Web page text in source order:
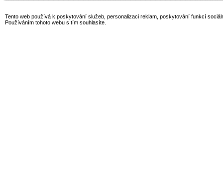
Tento web používá k poskytování služeb, personalizaci reklam, poskytování funkcí
Používáním tohoto webu s tím souhlasíte.